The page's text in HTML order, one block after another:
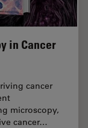
in Cancer
cancer
microscopy,
cancer…